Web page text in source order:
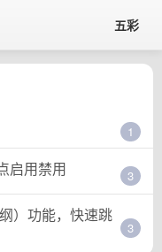
五彩
1
启用禁用 3
）功能，快速跳
3